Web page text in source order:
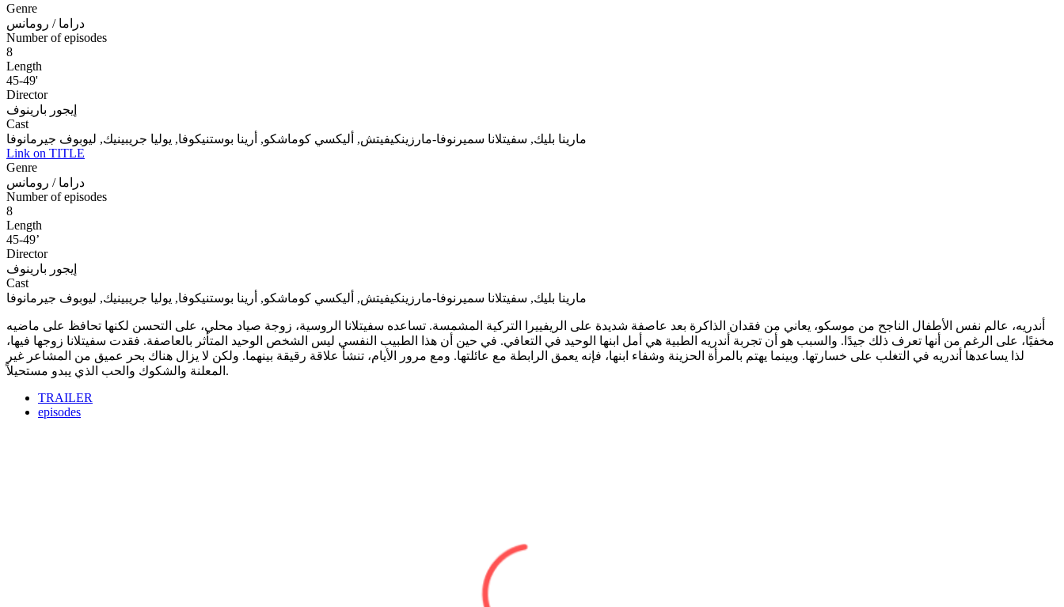
Genre
دراما / رومانس
Number of episodes
8
Length
45-49'
Director
إيجور بارينوف
Cast
مارينا بليك, سفيتلانا سميرنوفا-مارزينكيفيتش, أليكسي كوماشكو, أرينا بوستنيكوفا, يوليا جريبينيك, ليوبوف جيرمانوفا
Link on TITLE
Genre
دراما / رومانس
Number of episodes
8
Length
45-49’
Director
إيجور بارينوف
Cast
مارينا بليك, سفيتلانا سميرنوفا-مارزينكيفيتش, أليكسي كوماشكو, أرينا بوستنيكوفا, يوليا جريبينيك, ليوبوف جيرمانوفا
أندريه، عالم نفس الأطفال الناجح من موسكو، يعاني من فقدان الذاكرة بعد عاصفة شديدة على الريفييرا التركية المشمسة. تساعده سفيتلانا الروسية، زوجة صياد محلي، على التحسن لكنها تحافظ على ماضيه
مخفيًا، على الرغم من أنها تعرف ذلك جيدًا. والسبب هو أن تجربة أندريه الطبية هي أمل ابنها الوحيد في التعافي. في حين أن هذا الطبيب النفسي ليس الشخص الوحيد المتأثر بالعاصفة. فقدت سفيتلانا زوجها فيها،
لذا يساعدها أندريه في التغلب على خسارتها. وبينما يهتم بالمرأة الحزينة وشفاء ابنها، فإنه يعمق الرابطة مع عائلتها. ومع مرور الأيام، تنشأ علاقة رقيقة بينهما. ولكن لا يزال هناك بحر عميق من المشاعر غير
المعلنة والشكوك والحب الذي يبدو مستحيلاً.
TRAILER
episodes